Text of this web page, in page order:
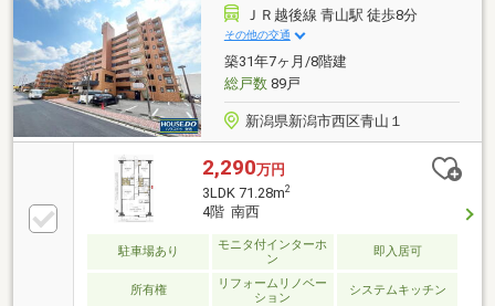
分）・リオンドール寺尾店様950ｍ（徒歩12分）・セ
ブンイレブン小針藤山店様50ｍ（徒歩1分）【おすす
めポイント】・管理規約に定められている専有部分の
給排水管の漏水や故障についてお引渡しよ
ＪＲ越後線 青山駅 徒歩8分
その他の交通
築31年7ヶ月/8階建
総戸数89戸
新潟県新潟市西区青山１
2,290万円
3LDK 71.28m2
4階 南西
駐車場あり
モニタ付インターホ
ン
即入居可
所有権
リフォームリノベー
ション
システムキッチン